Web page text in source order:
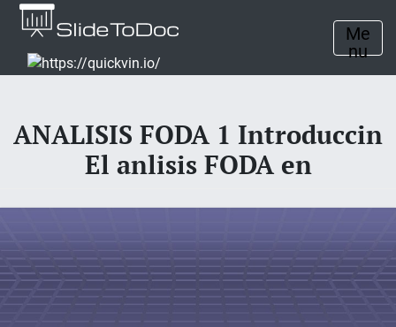
Me
nu
ANALISIS FODA 1 Introduccin
El anlisis FODA en